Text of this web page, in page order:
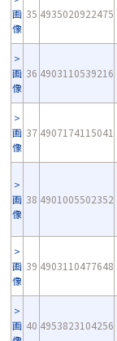
画
像
35 4935020922475
画
像
36 4903110539216
画
像
37 4907174115041
画
像
38 4901005502352
画
像
39 4903110477648
画 40 4953823104256